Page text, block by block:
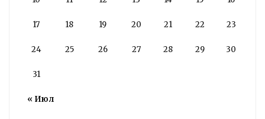
« Июл
17 18 19 20 21 22 23
24 25 26 27 28 29 30
31